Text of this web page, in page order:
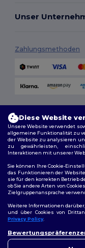
Unser
Zahlungsmethoden
Allgemeine
Folge uns
Diese Website
Unsere Website verwendet
allgemeine Funktionalität zu
der Website zu analysieren
zu gewährleisten,
Interaktionen mit unserer
Sie können Ihre Cookie-
das Funktionieren der
sie für den korrekten Betrieb
ob Sie andere Arten von
Zielgruppenansprache
Weitere Informationen
und über Cookies von
Privacy Policy.